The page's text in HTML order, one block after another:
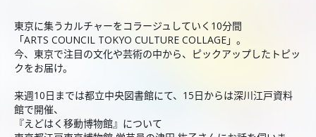
東京に集うカルチャーをコラージュしていく10分間
「ARTS COUNCIL TOKYO CULTURE COLLAGE」。
今、東京で注目の文化や芸術の中から、ピックアップしたトピッ
クをお届け。
来週10日までは都立中央図書館にて、15日からは深川江戸資料
館で開催、
『えどはく移動博物館』について